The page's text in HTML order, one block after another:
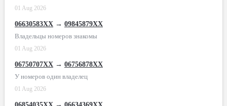
01 Aug 2026
06630583XX → 09845879XX
Владельцы номеров знакомы
01 Aug 2026
06750707XX → 06756878XX
У номеров один владелец
01 Aug 2026